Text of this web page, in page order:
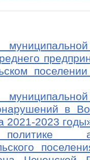
в
2021-2023